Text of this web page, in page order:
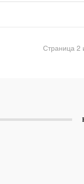
Страница 2